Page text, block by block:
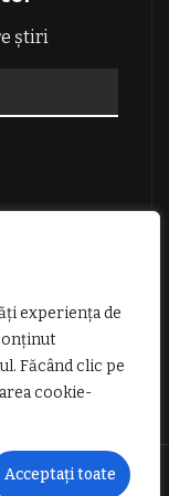
experiența de
Făcând clic pe
cookie-
Acceptați toate
știri
DESPRE NOI
| Site creat cu